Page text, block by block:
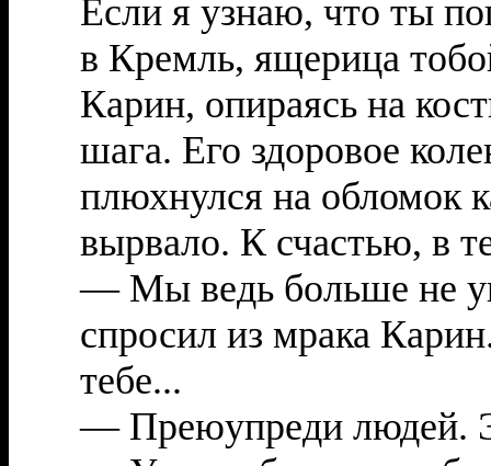
Если я узнаю, что ты
в Кремль, ящерица
Карин, опираясь на
шага. Его здоровое
плюхнулся на обломок
вырвало. К счастью, в
— Мы ведь больше не
спросил из мрака
тебе...
— Преюупреди людей.